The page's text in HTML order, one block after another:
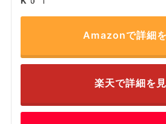
Amazonで詳細
楽天で詳細を